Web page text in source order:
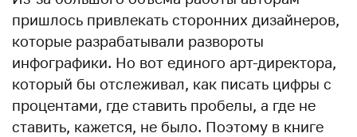
пришлось привлекать сторонних дизайнеров,
которые разрабатывали развороты
инфографики. Но вот единого арт-директора,
который бы отслеживал, как писать цифры с
процентами, где ставить пробелы, а где не
ставить, кажется, не было. Поэтому в книге